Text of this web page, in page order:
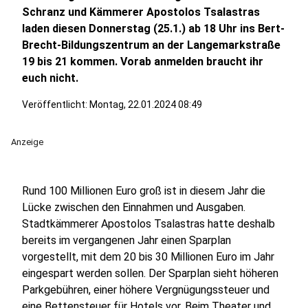
Schranz und Kämmerer Apostolos Tsalastras
laden diesen Donnerstag (25.1.) ab 18 Uhr ins Bert-
Brecht-Bildungszentrum an der Langemarkstraße
19 bis 21 kommen. Vorab anmelden braucht ihr
euch nicht.
Veröffentlicht: Montag, 22.01.2024 08:49
Anzeige
Rund 100 Millionen Euro groß ist in diesem Jahr die
Lücke zwischen den Einnahmen und Ausgaben.
Stadtkämmerer Apostolos Tsalastras hatte deshalb
bereits im vergangenen Jahr einen Sparplan
vorgestellt, mit dem 20 bis 30 Millionen Euro im Jahr
eingespart werden sollen. Der Sparplan sieht höheren
Parkgebühren, einer höhere Vergnügungssteuer und